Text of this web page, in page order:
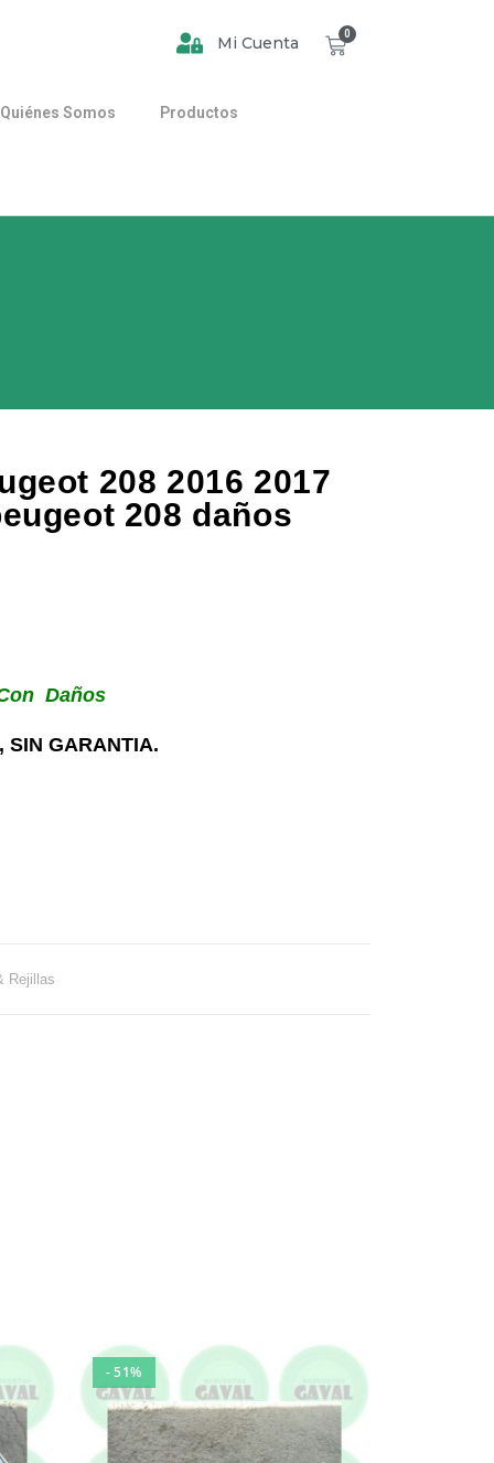
Mi Cuenta 0
Quiénes Somos Productos
208 2016 2017
208 daños
Daños
SIN GARANTIA.
Rejillas
- 51%